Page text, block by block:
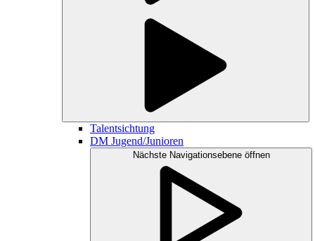
Talentsichtung
DM Jugend/Junioren
Nächste Navigationsebene öffnen